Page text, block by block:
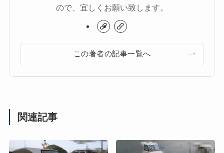
ので、宜しくお願い致します。
この著者の記事一覧へ
関連記事